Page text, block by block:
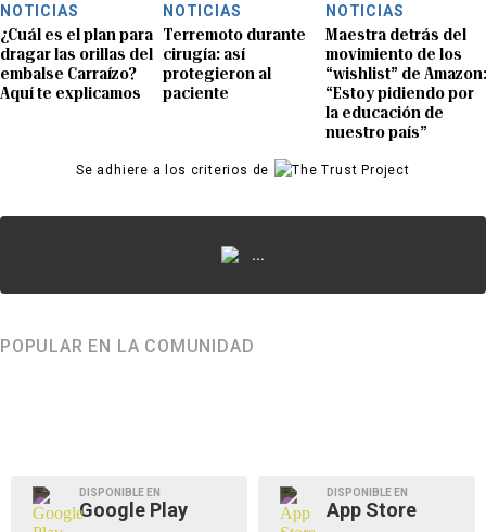
NOTICIAS
¿Cuál es el plan para
dragar las orillas del
embalse Carraízo?
Aquí te explicamos
NOTICIAS
Terremoto durante
cirugía: así
protegieron al
paciente
NOTICIAS
Maestra detrás del
movimiento de los
“wishlist” de Amazon:
“Estoy pidiendo por
la educación de
nuestro país”
Se adhiere a los criterios de
...
POPULAR EN LA COMUNIDAD
DISPONIBLE EN
Google Play
DISPONIBLE EN
App Store